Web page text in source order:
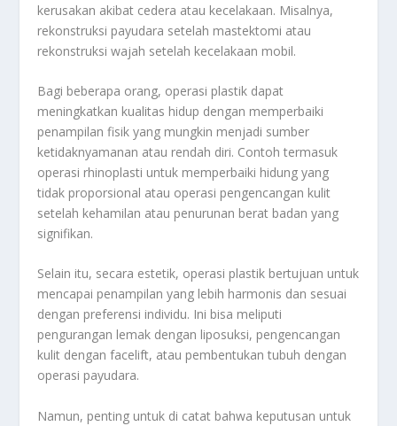
kerusakan akibat cedera atau kecelakaan. Misalnya,
rekonstruksi payudara setelah mastektomi atau
rekonstruksi wajah setelah kecelakaan mobil.
Bagi beberapa orang, operasi plastik dapat
meningkatkan kualitas hidup dengan memperbaiki
penampilan fisik yang mungkin menjadi sumber
ketidaknyamanan atau rendah diri. Contoh termasuk
operasi rhinoplasti untuk memperbaiki hidung yang
tidak proporsional atau operasi pengencangan kulit
setelah kehamilan atau penurunan berat badan yang
signifikan.
Selain itu, secara estetik, operasi plastik bertujuan untuk
mencapai penampilan yang lebih harmonis dan sesuai
dengan preferensi individu. Ini bisa meliputi
pengurangan lemak dengan liposuksi, pengencangan
kulit dengan facelift, atau pembentukan tubuh dengan
operasi payudara.
Namun, penting untuk di catat bahwa keputusan untuk